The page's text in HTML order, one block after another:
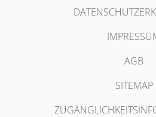
AGB
SITEMAP